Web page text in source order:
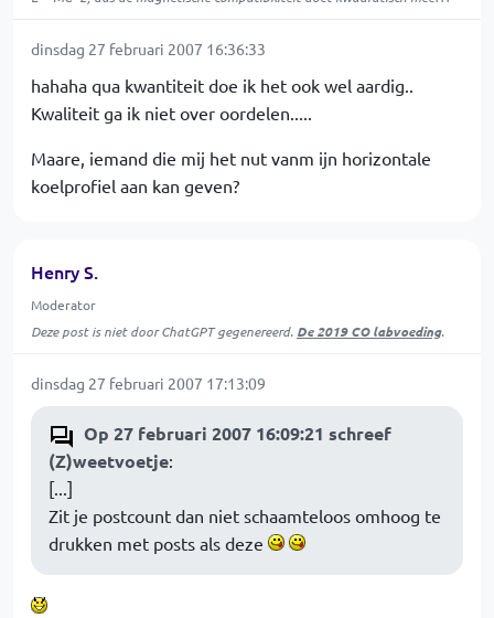
dinsdag 27 februari 2007 16:36:33
hahaha qua kwantiteit doe ik het ook wel aardig..
Kwaliteit ga ik niet over oordelen.....
Maare, iemand die mij het nut vanm ijn horizontale
koelprofiel aan kan geven?
Henry S.
Moderator
Deze post is niet door ChatGPT gegenereerd. De 2019 CO labvoeding.
dinsdag 27 februari 2007 17:13:09
Op 27 februari 2007 16:09:21 schreef
(Z)weetvoetje:
[...]
Zit je postcount dan niet schaamteloos omhoog te
drukken met posts als deze